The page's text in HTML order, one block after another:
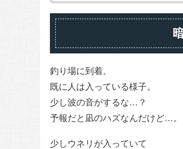
釣り場に到着。
既に人は入っている様子。
少し波の音がするな…？
予報だと凪のハズなんだけど…。
少しウネリが入っていて